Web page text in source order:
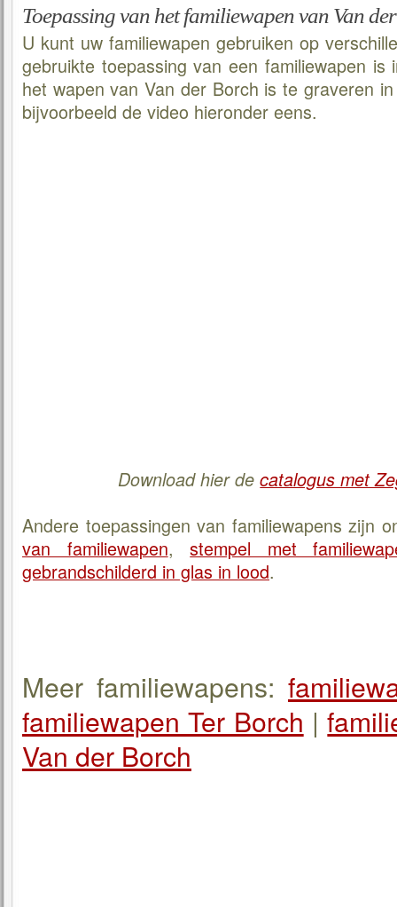
Toepassing van het familiewapen van Van
U kunt uw familiewapen gebruiken op
gebruikte toepassing van een familiewapen is
het wapen van Van der Borch is te graveren
bijvoorbeeld de video hieronder eens.
Download hier decatalogus met
Andere toepassingen van familiewapens zijn
van familiewapen,stempel met
gebrandschilderd in glas in lood.
Meer familiewapens:
familiewapen Ter Borch |
Van der Borch